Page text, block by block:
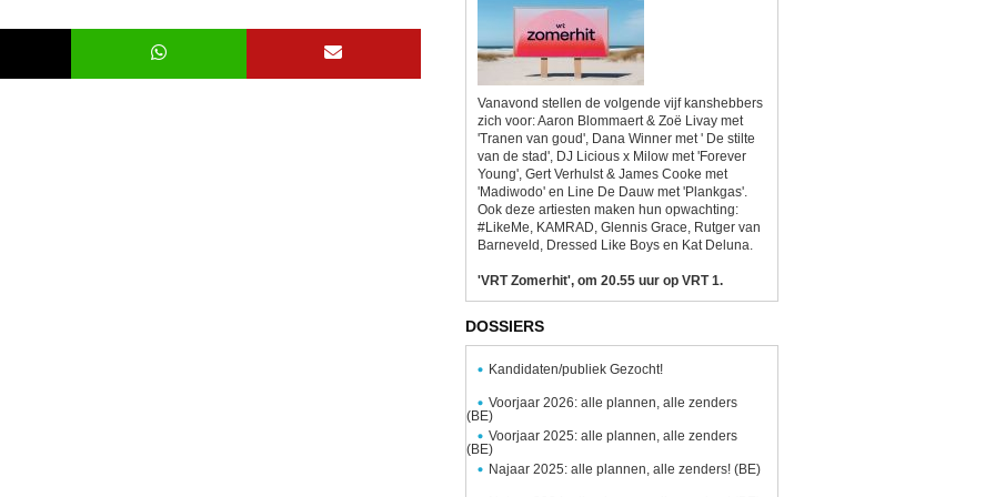
Vanavond stellen de volgende vijf kanshebbers
zich voor: Aaron Blommaert & Zoë Livay met
'Tranen van goud', Dana Winner met ' De stilte
van de stad', DJ Licious x Milow met 'Forever
Young', Gert Verhulst & James Cooke met
'Madiwodo' en Line De Dauw met 'Plankgas'.
Ook deze artiesten maken hun opwachting:
#LikeMe, KAMRAD, Glennis Grace, Rutger van
Barneveld, Dressed Like Boys en Kat Deluna.
'VRT Zomerhit', om 20.55 uur op VRT 1.
DOSSIERS
Kandidaten/publiek Gezocht!
Voorjaar 2026: alle plannen, alle zenders
(BE)
Voorjaar 2025: alle plannen, alle zenders
(BE)
Najaar 2025: alle plannen, alle zenders! (BE)